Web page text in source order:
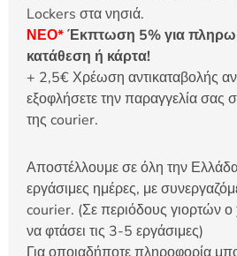
Lockers στα νησιά.
ΝΕΟ*Έκπτωση 5% για
κατάθεση ή κάρτα!
+ 2,5€ Χρέωση αντικαταβολής αν
εξοφλήσετε την παραγγελία σας
της courier.
Αποστέλλουμε σε όλη την
εργάσιμες ημέρες, με
courier. (Σε περιόδους γιορτών ο
να φτάσει τις 3-5 εργάσιμες)
Για οποιαδήποτε πληροφορία